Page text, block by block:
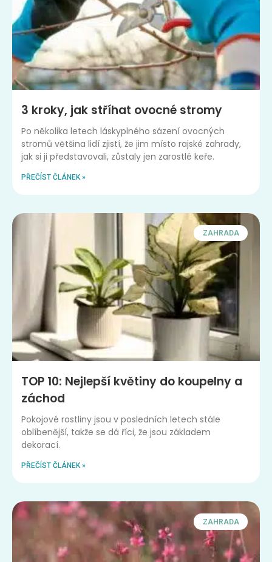
3 kroky, jak stříhat ovocné stromy
Po několika letech láskyplného sázení ovocných
stromů většina lidí zjistí, že jim místo rajské zahrady,
jak si ji představovali, zůstaly jen zarostlé keře.
PŘEČÍST ČLÁNEK »
ZAHRADA
TOP 10: Nejlepší květiny do koupelny a
záchod
Pokojové rostliny jsou v posledních letech stále
oblíbenější, takže se dá říci, že jsou základem
dekorací.
PŘEČÍST ČLÁNEK »
ZAHRADA